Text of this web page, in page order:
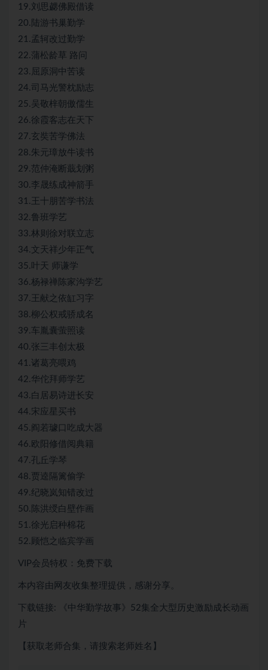
19.刘思勰佛殿借读
20.陆游书巢勤学
21.孟轲改过勤学
22.蒲松龄草 路问
23.屈原洞中苦读
24.司马光警枕励志
25.吴敬梓朝傲儒生
26.徐霞客志在天下
27.玄奘苦学佛法
28.朱元璋放牛读书
29.范仲淹断蕺划粥
30.李晟练成神箭手
31.王十朋苦学书法
32.鲁班学艺
33.林则徐对联立志
34.文天祥少年正气
35.叶天 师谦学
36.杨禄禅陈家沟学艺
37.王献之依缸习字
38.柳公权戒骄成名
39.车胤囊萤照读
40.张三丰创太极
41.诸葛亮喂鸡
42.华佗拜师学艺
43.白居易诗进长安
44.宋应星买书
45.阎若璩口吃成大器
46.欧阳修借阅典籍
47.孔丘学琴
48.贾逵隔篱偷学
49.纪晓岚知错改过
50.陈洪绶白壁作画
51.徐光启种棉花
52.顾恺之临宾学画
VIP会员特权：免费下载
本内容由网友收集整理提供，感谢分享。
下载链接: 《中华勤学故事》52集全大型历史激励成长动画
片
【获取老师合集，请搜索老师姓名】